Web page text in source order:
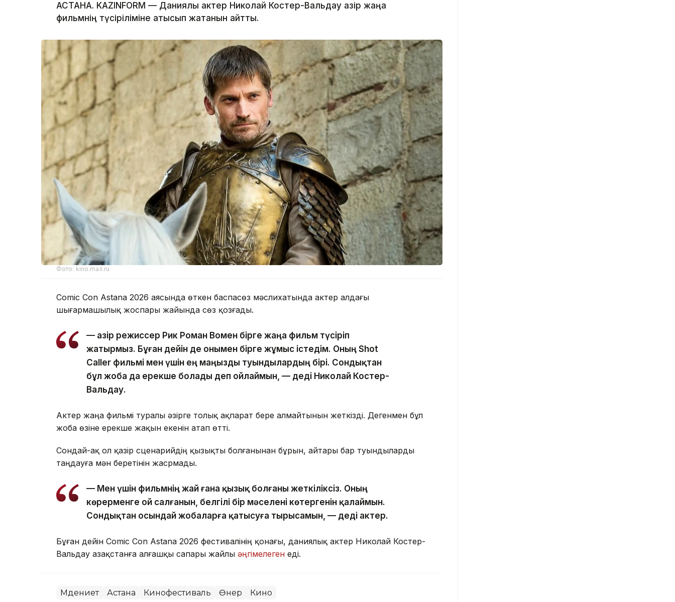
АСТАНА. KAZINFORM — Даниялық актер Николай Костер-Вальдау қазір жаңа
фильмнің түсіріліміне қатысып жатқанын айтты.
Фото: kino.mail.ru
Comic Con Astana 2026 аясында өткен баспасөз мәслихатында актер алдағы
шығармашылық жоспары жайында сөз қозғады.
— Қазір режиссер Рик Роман Вомен бірге жаңа фильм түсіріп
жатырмыз. Бұған дейін де онымен бірге жұмыс істедім. Оның Shot
Caller фильмі мен үшін ең маңызды туындылардың бірі. Сондықтан
бұл жоба да ерекше болады деп ойлаймын, — деді Николай Костер-
Вальдау.
Актер жаңа фильмі туралы әзірге толық ақпарат бере алмайтынын жеткізді. Дегенмен бұл
жоба өзіне ерекше жақын екенін атап өтті.
Сондай-ақ ол қазір сценарийдің қызықты болғанынан бұрын, айтары бар туындыларды
таңдауға мән беретінін жасрмады.
— Мен үшін фильмнің жай ғана қызық болғаны жеткіліксіз. Оның
көрерменге ой салғанын, белгілі бір мәселені көтергенін қалаймын.
Сондықтан осындай жобаларға қатысуға тырысамын, — деді актер.
Бұған дейін Comic Con Astana 2026 фестивалінің қонағы, даниялық актер Николай Костер-
Вальдау Қазақстанға алғашқы сапары жайлы әңгімелеген еді.
Мәдениет Астана Кинофестиваль Өнер Кино